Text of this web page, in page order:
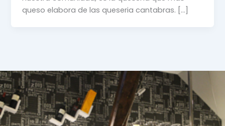
queso elabora de las queseria cantabras. […]